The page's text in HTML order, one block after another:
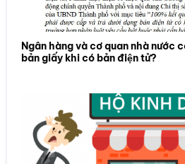
Ngân hàng và cơ quan nhà nước
bản giấy khi có bản điện tử?